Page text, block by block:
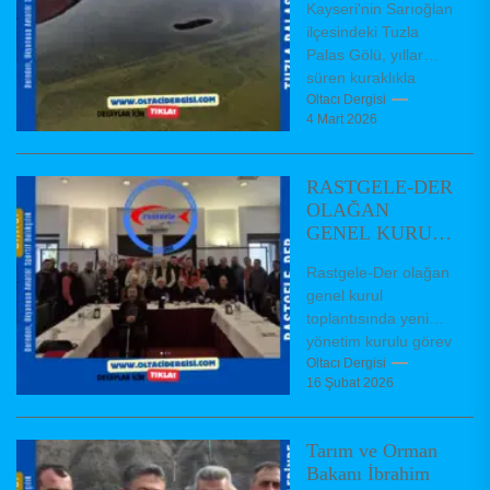
Kayseri'nin Sarıoğlan
ilçesindeki Tuzla
Palas Gölü, yıllar
süren kuraklıkla
küçülerek geçen yıl
20 kilometrekareye
Oltacı Dergisi
4 Mart 2026
RASTGELE-DER
OLAĞAN
GENEL KURUL
GERÇEKLEŞTİ
Rastgele-Der olağan
genel kurul
toplantısında yeni
yönetim kurulu görev
dağıiımı
Federasyonumuz
kurulmuş bulunan
Rastgelebalıkçı...
Oltacı Dergisi
16 Şubat 2026
Tarım ve Orman
Bakanı İbrahim